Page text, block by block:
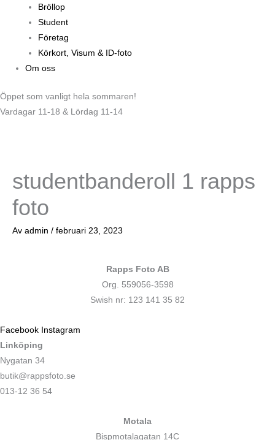
Bröllop
Student
Företag
Körkort, Visum & ID-foto
Om oss
Öppet som vanligt hela sommaren!
Vardagar 11-18 & Lördag 11-14
studentbanderoll 1 rapps
foto
Av admin / februari 23, 2023
Rapps Foto AB
Org. 559056-3598
Swish nr: 123 141 35 82
Facebook Instagram
Linköping
Nygatan 34
butik@rappsfoto.se
013-12 36 54
Motala
Bispmotalagatan 14C